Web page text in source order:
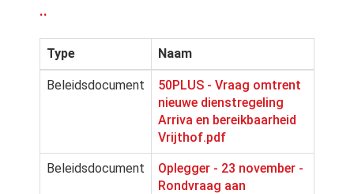
..
Type Naam
Beleidsdocument
50PLUS - Vraag omtrent
nieuwe dienstregeling
Arriva en bereikbaarheid
Vrijthof.pdf
Beleidsdocument
Oplegger - 23 november -
Rondvraag aan